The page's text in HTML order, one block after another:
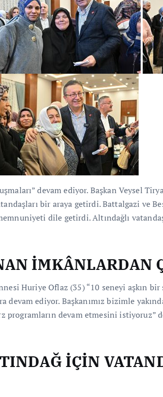
devam ediyor. Başkan Veysel
bir araya getirdi. Battalgazi ve
dile getirdi. Altındağlı
İMKÂNLARDAN
Huriye Oflaz (35) “10 seneyi aşkın
devam ediyor. Başkanımız bizimle
programların devam etmesini istiyoruz”
İÇİN